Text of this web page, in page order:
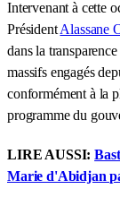
Intervenant à cette
PrésidentAlassane
dans la
massifs engagés
conformément à la
programme du
LIRE AUSSI:
Marie d'Abidjan